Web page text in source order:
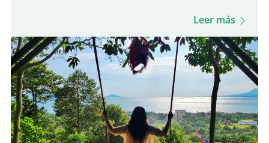
estos tres ingredientes lo que define una
lugares en París sirven poutine, solo uno
destaca realmente por su autenticidad
quebequense. Aquí tienes cinco de los
mejores lugares para que disfrutes de una
verdadera poutine en París: 5.° lugar – Hot
Leer más